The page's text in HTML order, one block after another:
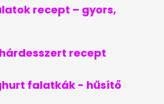
recept – gyors,
recept
falatkák - hűsítő